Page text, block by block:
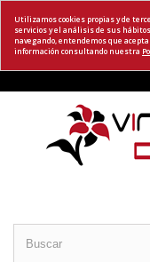
Utilizamos cookies propias y de
servicios y el análisis de sus
navegando, entendemos que
información consultando nuestra